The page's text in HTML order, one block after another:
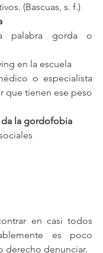
(Bascuas, s. f.)
palabra gorda o
en la escuela
o especialista
que tienen ese peso
da la gordofobia
en casi todos
es poco
derecho denunciar.